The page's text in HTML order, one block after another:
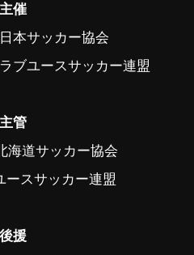
主催
本サッカー協会
ブユースサッカー連盟
主管
海道サッカー協会
ースサッカー連盟
後援